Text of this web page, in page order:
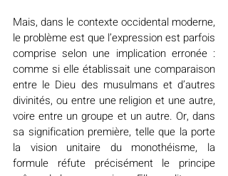
Mais, dans le contexte occidental moderne,
le problème est que l’expression est parfois
comprise selon une implication erronée :
comme si elle établissait une comparaison
entre le Dieu des musulmans et d’autres
divinités, ou entre une religion et une autre,
voire entre un groupe et un autre. Or, dans
sa signification première, telle que la porte
la vision unitaire du monothéisme, la
formule réfute précisément le principe